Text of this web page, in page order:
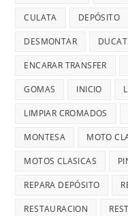
CULATA DEPÓSITO
DESMONTAR
ENCARAR TRANSFER
GOMAS INICIO
LIMPIAR CROMADOS
MONTESA MOTO
MOTOS CLASICAS
REPARA DEPÓSITO
RESTAURACION